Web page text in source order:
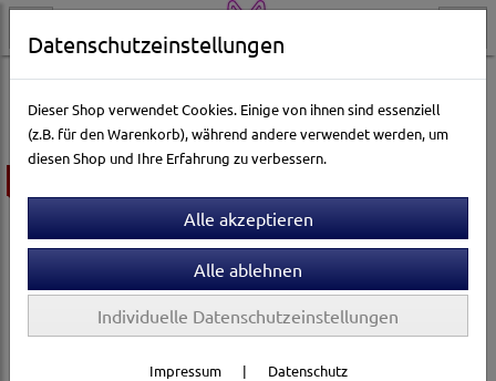
Hundewelt Hundespielzeug & Sport Squeeker
Datenschutzeinstellungen
Dieser Shop verwendet Cookies. Einige von ihnen sind essenziell
(z.B. für den Warenkorb), während andere verwendet werden, um
diesen Shop und Ihre Erfahrung zu verbessern.
Individuelle Datenschutzeinstellungen
Impressum | Datenschutz